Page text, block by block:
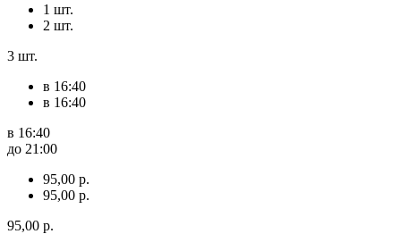
1 шт.
2 шт.
3 шт.
в 16:40
в 16:40
в 16:40
до 21:00
95,00 р.
95,00 р.
95,00 р.